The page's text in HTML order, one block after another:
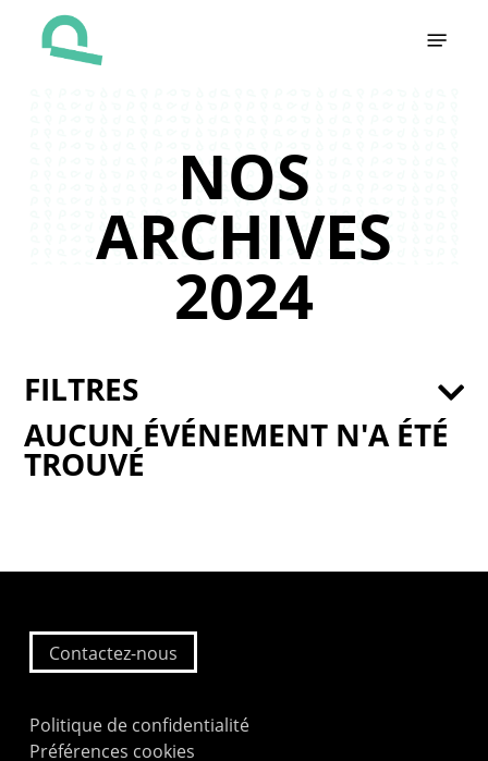
NOS
ARCHIVES
2024
AUCUN ÉVÉNEMENT N'A ÉTÉ
TROUVÉ
FILTRES
Contactez-nous
Politique de confidentialité
Préférences cookies